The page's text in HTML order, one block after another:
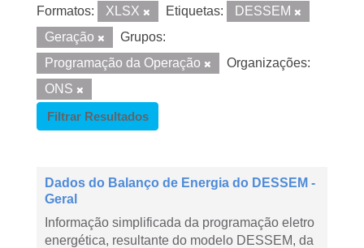
Formatos: XLSX Etiquetas:
DESSEM
Geração
Grupos:
Programação da Operação
Organizações:
ONS
Filtrar Resultados
Dados do Balanço de Energia do DESSEM -
Geral
Informação simplificada da programação eletro
energética, resultante do modelo DESSEM, da